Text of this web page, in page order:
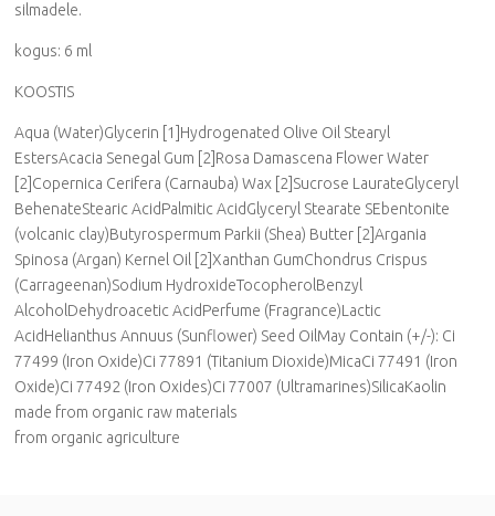
silmadele.
kogus: 6 ml
KOOSTIS
Aqua (Water)Glycerin [1]Hydrogenated Olive Oil Stearyl
EstersAcacia Senegal Gum [2]Rosa Damascena Flower Water
[2]Copernica Cerifera (Carnauba) Wax [2]Sucrose LaurateGlyceryl
BehenateStearic AcidPalmitic AcidGlyceryl Stearate SEbentonite
(volcanic clay)Butyrospermum Parkii (Shea) Butter [2]Argania
Spinosa (Argan) Kernel Oil [2]Xanthan GumChondrus Crispus
(Carrageenan)Sodium HydroxideTocopherolBenzyl
AlcoholDehydroacetic AcidPerfume (Fragrance)Lactic
AcidHelianthus Annuus (Sunflower) Seed OilMay Contain (+/-): Ci
77499 (Iron Oxide)Ci 77891 (Titanium Dioxide)MicaCi 77491 (Iron
Oxide)Ci 77492 (Iron Oxides)Ci 77007 (Ultramarines)SilicaKaolin
made from organic raw materials
from organic agriculture